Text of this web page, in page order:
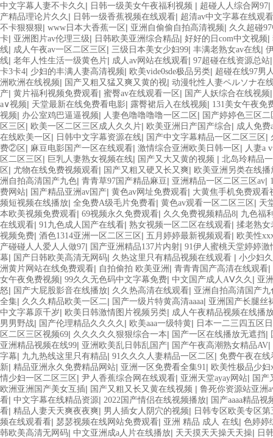
中文字幕人妻不卡久久 | 日韩一级美女午夜福利视频 | 超碰人人综合网97|
产精品理论片久久 | 日韩一级香蕉视频在线观看| 超清av中文字幕在线观看
不卡狠狠狠| www日本大香蕉一区 | 亚洲自偷偷自拍高清视频| 久久超碰
卡| 亚洲图片av伦理三级| 日韩欧美亚洲综合精品| 好好的日com中文视频|
线| 成人午夜av一区二区三区 | 三级日本美女少妇99| 丰满老熟女av在线|
线| 老年人性生活一级黄色片| 成人av网站在线观看| 97超碰在线资源总站
卡3卡4| 少妇的丰满人妻高清视频| 欧美vide0sde极品另类| 超碰在线97男
洲欧洲在线视频| 国产又粗又猛又爽又黄的视| 动漫牝性人妻ペルソナ在
产| 黄片福利视频免费观看| 蜜臀av在线观看一区 | 国产人妖综合在线视频
a∨视频| 天堂最新在线免费看电影| 露臀裙后入在线视频| 131美女午夜免
视频| 办公室鸡巴逼逼视频| 人妻色噜噜噜噜一区二区 | 国产婷婷色三区二
区三区 | 欧美一区二区三区成人久久片| 欧美亚洲日产国产综合| 成人免费
在线欧美一区 | 日韩中文字幕资源在线| 国产中文字幕精品一区二区三区 |
费②区 | 麻豆电影国产一区在线观看| 激情综合亚洲欧美日韩一区 | 人妻a
区二区三区 | 巨乳人妻熟女视频在线| 国产又大又黄的视频 | 北岛玲精品
区 | 尤物在线免费视频观看| 国产又粗又硬又长又爽| 欧美亚洲另类在线播
洲自拍高清国产九色| 青青草97国产精品麻豆| 亚洲精品一区二区三区av|
费网站| 国产精品亚洲av国产| 黄色av网址免费观看| 大黄焦手机免费观看
频短视频在线播放| 全免费A级毛片免费看| 黄色av观看一区二区三区 | 天
本欧美视频免费观看| 69视频永久免费观看| 久久免费视频精品8| 九色福
在线观看| 91九色成人国产在线看| 熟女视频一区二区在线观看| 揉老熟女
视频免费| 酒色1314亚洲一区二区三区 | 五月婷婷最新视频观看| 欧美性
产碰碰人人爱人人做97| 国产亚洲精品137片内射| 91伊人蜜桃天堂婷婷激
幕| 国产日韩欧美高清无网码| 久热这里只有精品视频在线观看 | 小少妇
洲黄片网站在线免费观看| 自拍偷拍 欧美亚洲 | 青青青国产高清在线观看|
女午夜免费视频| 99久久无色码中文字幕免费| 中文国产成人AⅤ久久 | 亚
怒| 国产大屁股影音在线播放| 久久热高清在线观看| 亚洲自拍高清国产九
全集| 久久久精品欧美一区二| 国产一级片特黄高清aaaa| 亚洲国产长腿丝
中文字幕原千岁| 欧美日韩激情图片视频另类| 成人午夜精品视频在线播
男男野战| 国产伦理精品久久久久 | 欧美aaa一级特黄| 日本一二三四五区
区二区三区视频69| 久久久久久狠狠综合一本| 国产一区在线播放无遮挡|
亚洲精品视频在线99| 亚洲欧美乱日韩乱国产| 国产午夜高潮熟女精品AV|
字幕| 九九热线这里只有精品| 91久久久人妻精品一区二区 | 免费午夜在线
新| 精品亚洲永久免费精品网站| 亚洲一区免费看全集91| 欧美性极品少妇
情少妇一区二区三区 | 尹人香蕉综合网在线观看| 亚洲天堂ayay网站| 国产
欧洲亚洲国产美女互插| 国产又粗又长又黄在线视频 | 鲁死你资源站亚洲
看| 中文字幕在线精品资源| 2022国产情侣在线视频播放| 国产aaaa精品视
看| 精品人妻天天爽夜夜爽| 男人插女人阴穴的视频| 日韩专区欧美专区第
频在线观看看| 瑟瑟视频在线网站免费观看| 亚洲 精品 成人 在线| 色婷婷
韩欧美高清无网码| 中文亚洲成a人片在线播放| 天天摸天天操天天操| 日